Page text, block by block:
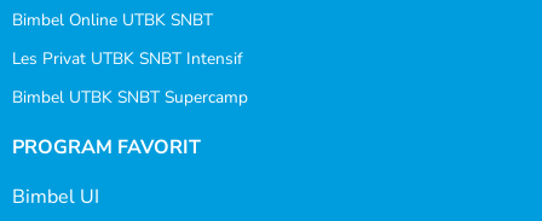
Bimbel Online UTBK SNBT
Les Privat UTBK SNBT Intensif
Bimbel UTBK SNBT Supercamp
PROGRAM FAVORIT
Bimbel UI